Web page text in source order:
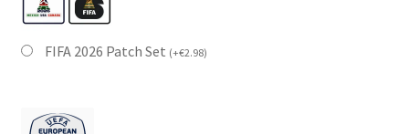
FIFA 2026 Patch Set (+€2.98)